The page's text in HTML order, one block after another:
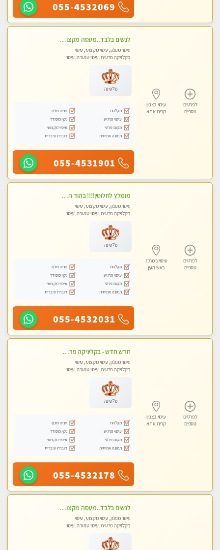
055-4532069
לפרטים
נוספים
עיסוי בצפון
קרית אתא
לנשים בלבד..מעסה מקצועי לנשים בלבד לעיסוי מרגיע ומפנק VIP-מומלץ לחלוטין! פרטי! ​​​​​​
עיסוי מפנק, עיסוי מקצועי, עיסוי
בקלניקה פרטית, עיסוי טנטרה, עיסוי
פלטינה
מקלחת
חניה חינם
עיסוי מרגיע
נקי ומסודר
מקום פרטי
עיסוי מקצועי
תמונה אמיתית
דוברת עיברית
055-4531901
לפרטים
נוספים
עיסוי במרכז
ראש העין
מומלץ לחלוטין!!!! בהוד השרון מעסה מקצועית לעיסוי ברמה גבוהה VIP תתקשר .....
עיסוי מפנק, עיסוי מקצועי, עיסוי
בקלניקה פרטית, עיסוי טנטרה, עיסוי
פלטינה
מקלחת
חניה חינם
עיסוי מרגיע
נקי ומסודר
מקום פרטי
עיסוי מקצועי
תמונה אמיתית
דוברת עיברית
055-4532031
לפרטים
נוספים
עיסוי בצפון
קרית אתא
חדש חדש - בקליניקה פרטית בחיפה עיסוי לחידוש אנרגיות עיסוי חלומי מומלץ מאוד !
עיסוי מפנק, עיסוי מקצועי, עיסוי
בקלניקה פרטית, עיסוי טנטרה, עיסוי
פלטינה
מקלחת
חניה חינם
עיסוי מרגיע
נקי ומסודר
מקום פרטי
עיסוי מקצועי
תמונה אמיתית
דוברת עיברית
055-4532178
לנשים בלבד..מעסה מקצועי לנשים בלבד
עיסוי מפנק, עיסוי מקצועי, עיסוי
בקלניקה פרטית, עיסוי טנטרה, עיסוי